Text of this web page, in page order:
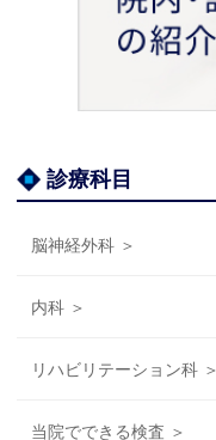
診療科目
脳神経外科 ＞
内科 ＞
リハビリテーション科 ＞
当院でできる検査 ＞